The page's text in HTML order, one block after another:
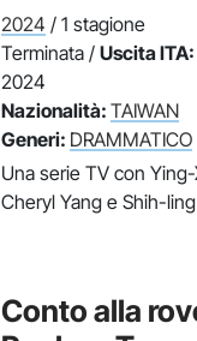
2024 / 1 stagione
Terminata / Uscita ITA:
2024
Nazionalità: TAIWAN
Generi: DRAMMATICO
Una serie TV con
Cheryl Yang e Shih-
Conto alla